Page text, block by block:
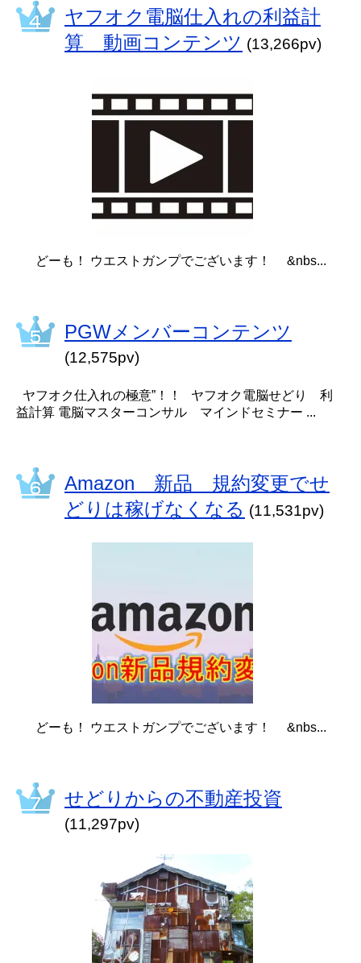
ヤフオク電脳仕入れの利益計
算 動画コンテンツ (13,266pv)
どーも！ ウエストガンプでございます！ &nbs...
PGWメンバーコンテンツ
(12,575pv)
ヤフオク仕入れの極意”！！ ヤフオク電脳せどり 利
益計算 電脳マスターコンサル マインドセミナー ...
Amazon 新品 規約変更でせ
どりは稼げなくなる (11,531pv)
どーも！ ウエストガンプでございます！ &nbs...
せどりからの不動産投資
(11,297pv)